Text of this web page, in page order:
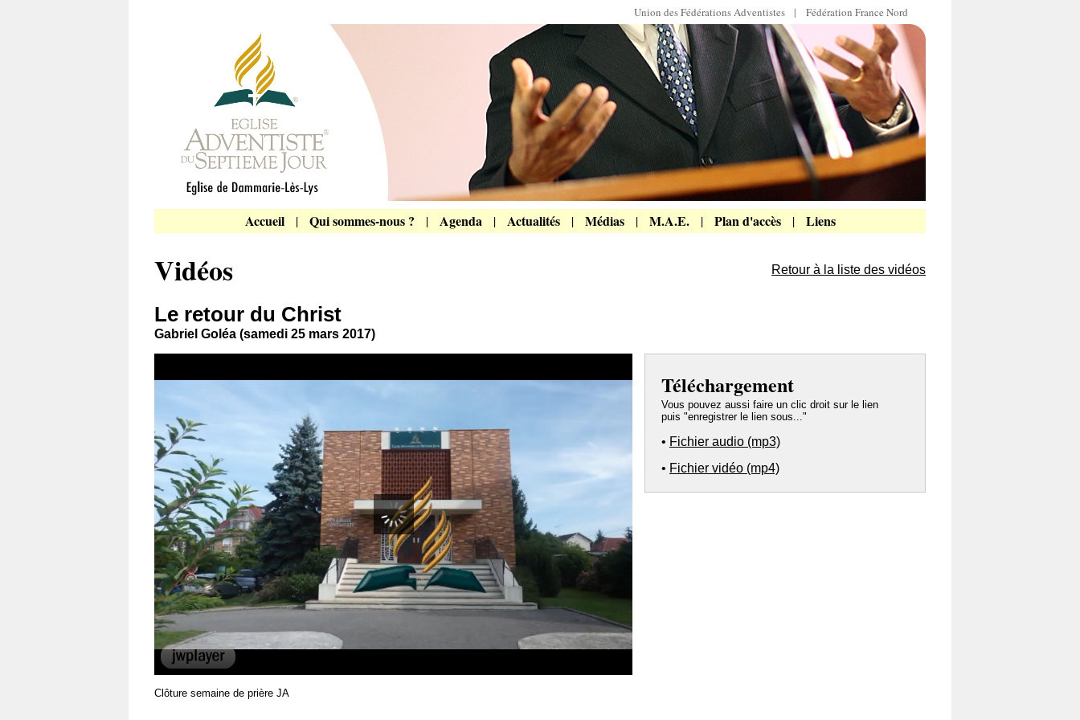
Union des Fédérations Adventistes | Fédération France Nord
Accueil| Qui sommes-nous ? | Agenda | Actualités| Médias| M.A.E.| Plan d'accès| Liens
Vidéos Retour à la liste des vidéos
Le retour du Christ
Gabriel Goléa (samedi 25 mars 2017)
00:00 00:00
Téléchargement
Vous pouvez aussi faire un clic droit sur le lien
puis "enregistrer le lien sous..."
• Fichier audio (mp3)
• Fichier vidéo (mp4)
Clôture semaine de prière JA